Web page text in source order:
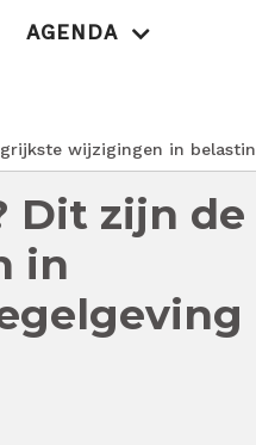
AGENDA
wijzigingen in
Dit zijn de
in